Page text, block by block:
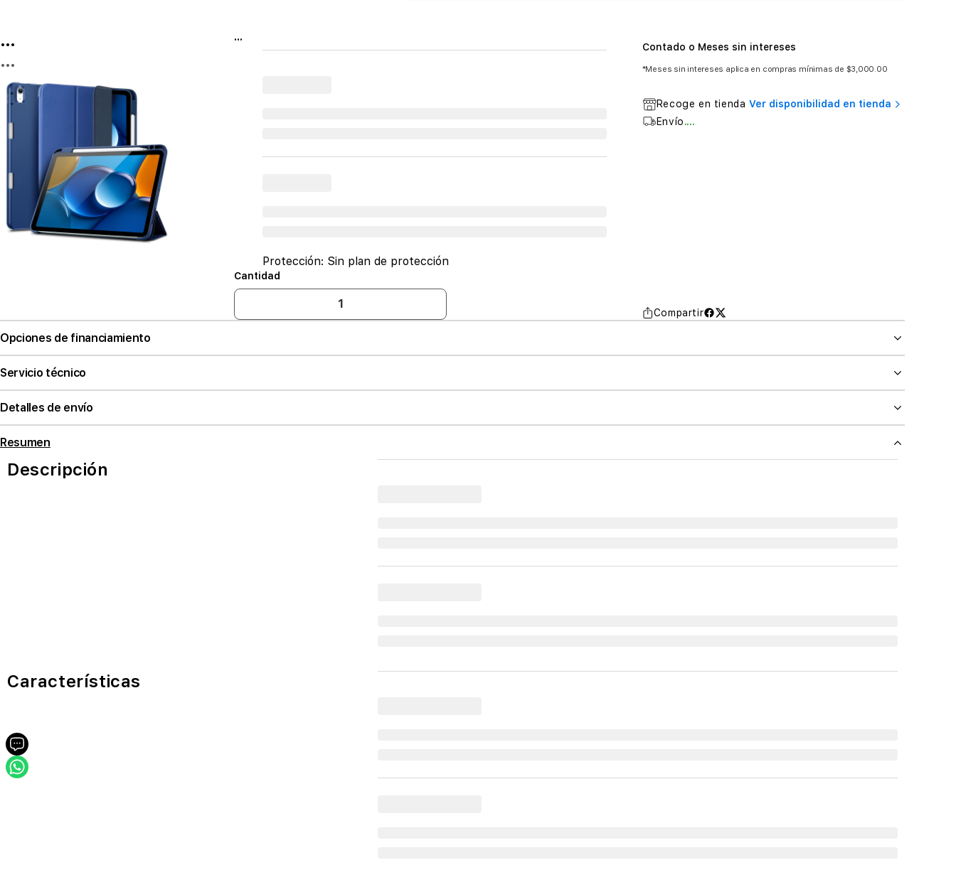
...
...
...
Protección: Sin plan de protección
Cantidad
Contado o Meses sin intereses
*Meses sin intereses aplica en compras mínimas de $3,000.00
Recoge en tienda Ver disponibilidad en tienda
Envío....
Compartir
Opciones de financiamiento
Servicio técnico
Detalles de envío
Resumen
Descripción
Características